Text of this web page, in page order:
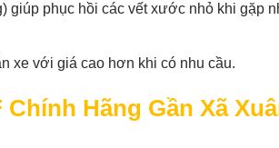
giúp phục hồi các vết xước nhỏ khi gặp
xe với giá cao hơn khi có nhu cầu.
Hãng Gần Xã